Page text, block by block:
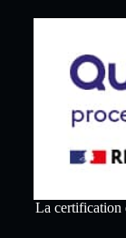
La certification